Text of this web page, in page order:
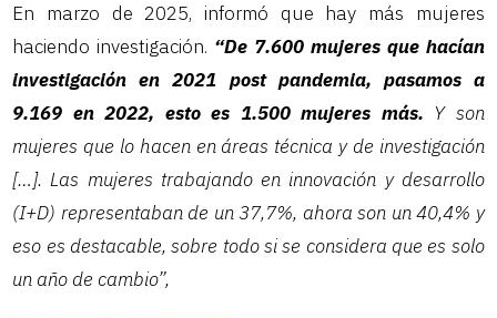
En marzo de 2025, informó que hay más mujeres
haciendo investigación. “De 7.600 mujeres que hacían
investigación en 2021 post pandemia, pasamos a
9.169 en 2022, esto es 1.500 mujeres más. Y son
mujeres que lo hacen en áreas técnica y de investigación
[…]. Las mujeres trabajando en innovación y desarrollo
(I+D) representaban de un 37,7%, ahora son un 40,4% y
eso es destacable, sobre todo si se considera que es solo
un año de cambio”,